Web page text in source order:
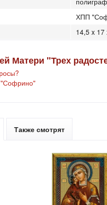
ХПП
14,5 x 17
Матери "Трех
"Софрино"
Также смотрят